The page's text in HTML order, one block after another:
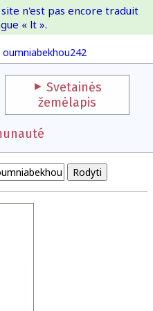
IOI
oumniabekhou242
n'est pas encore traduit
« lt ».
Svetainės
žemėlapis